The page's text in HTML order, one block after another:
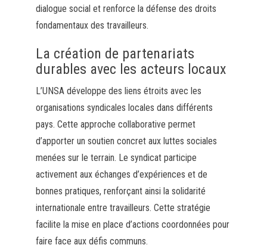
dialogue social et renforce la défense des droits
fondamentaux des travailleurs.
La création de partenariats
durables avec les acteurs locaux
L’UNSA développe des liens étroits avec les
organisations syndicales locales dans différents
pays. Cette approche collaborative permet
d’apporter un soutien concret aux luttes sociales
menées sur le terrain. Le syndicat participe
activement aux échanges d’expériences et de
bonnes pratiques, renforçant ainsi la solidarité
internationale entre travailleurs. Cette stratégie
facilite la mise en place d’actions coordonnées pour
faire face aux défis communs.